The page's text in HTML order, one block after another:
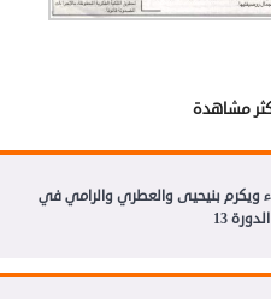
مشاهدة
ويكرم بنيحيى والعطري والرامي في
الدورة 13